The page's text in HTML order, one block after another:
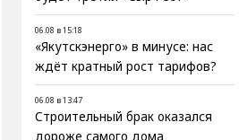
06.08 в 15:18
«Якутскэнерго» в минусе: нас
ждёт кратный рост тарифов?
06.08 в 13:47
Строительный брак оказался
дороже самого дома